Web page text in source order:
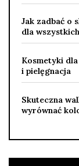
Jak zadbać o
dla
Kosmetyki
i pielęgnacja
Skuteczna
wyrównać